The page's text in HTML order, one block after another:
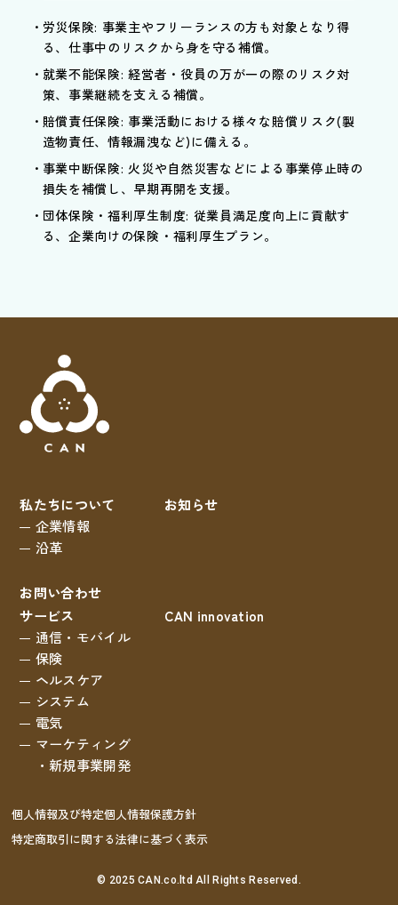
労災保険: 事業主やフリーランスの方も対象となり得
る、仕事中のリスクから身を守る補償。
就業不能保険: 経営者・役員の万が一の際のリスク対
策、事業継続を支える補償。
賠償責任保険: 事業活動における様々な賠償リスク(製
造物責任、情報漏洩など)に備える。
事業中断保険: 火災や自然災害などによる事業停止時の
損失を補償し、早期再開を支援。
団体保険・福利厚生制度: 従業員満足度向上に貢献す
る、企業向けの保険・福利厚生プラン。
私たちについて
企業情報
沿革
お問い合わせ
お知らせ
サービス
通信・モバイル
保険
ヘルスケア
システム
電気
マーケティング
・新規事業開発
CAN innovation
個人情報及び特定個人情報保護方針
特定商取引に関する法律に基づく表示
© 2025 CAN.co.ltd All Rights Reserved.